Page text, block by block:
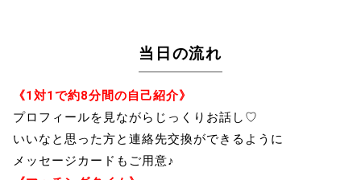
当日の流れ
《1対1で約8分間の自己紹介》
プロフィールを見ながらじっくりお話し♡
いいなと思った方と連絡先交換ができるように
メッセージカードもご用意♪